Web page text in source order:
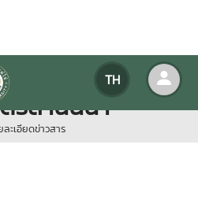
TH
มการพื้นที่
รล้านนนา
ละเอียดข่าวสาร